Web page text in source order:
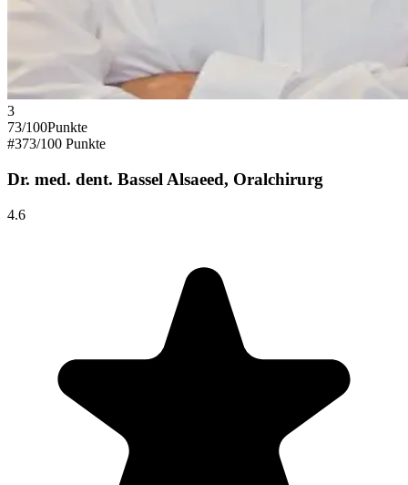
3
73/100Punkte
#373/100 Punkte
Dr. med. dent. Bassel Alsaeed, Oralchirurg
4.6